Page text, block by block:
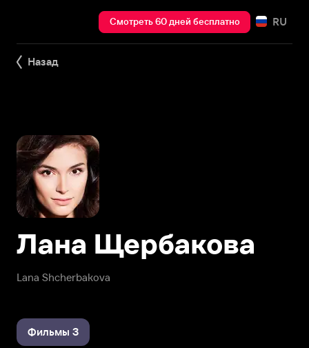
Смотреть 60 дней бесплатно RU
Назад
Lana Shcherbakova
Лана Щербакова
Фильмы 3